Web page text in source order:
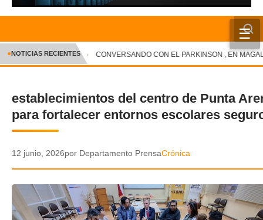
☰
INICIO
CRÓNICA
DEPORTES
ENTRETENIMIENTO Y CULTURA
POLICIAL
AUDIOS
✕
NOTICIAS RECIENTES CONVERSANDO CON EL PARKINSON , EN
establecimientos del centro de Punta
para fortalecer entornos escolares
12 junio, 2026por Departamento PrensaCrónica